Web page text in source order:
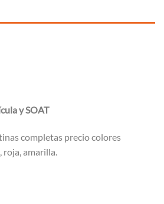
y SOAT
completas precio colores
roja, amarilla.